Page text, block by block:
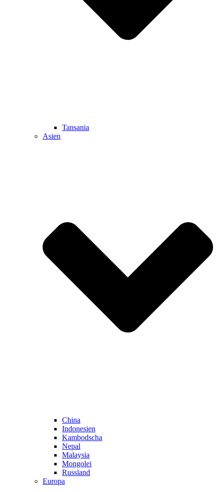
Tansania
Asien
China
Indonesien
Kambodscha
Nepal
Malaysia
Mongolei
Russland
Europa